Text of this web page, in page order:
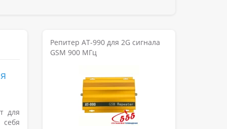
для
Репитер AT-990 для 2G сигнала
GSM 900 МГц